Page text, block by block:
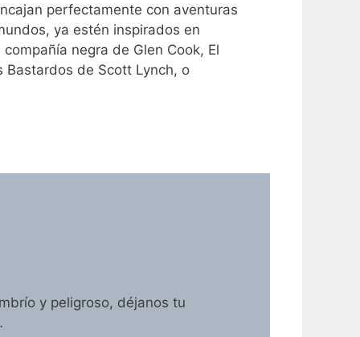
perfectamente con aventuras
ya estén inspirados en
negra de Glen Cook, El
Bastardos de Scott Lynch, o
y peligroso, déjanos tu